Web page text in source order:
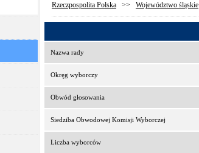
Rzeczpospolita Polska >> Województwo śląskie
Nazwa rady
Okręg wyborczy
Obwód głosowania
Siedziba Obwodowej Komisji Wyborczej
Liczba wyborców